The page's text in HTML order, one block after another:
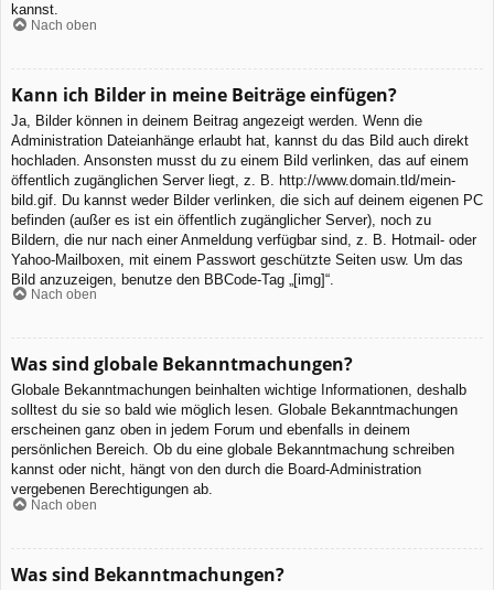
kannst.
Nach oben
Kann ich Bilder in meine Beiträge einfügen?
Ja, Bilder können in deinem Beitrag angezeigt werden. Wenn die
Administration Dateianhänge erlaubt hat, kannst du das Bild auch direkt
hochladen. Ansonsten musst du zu einem Bild verlinken, das auf einem
öffentlich zugänglichen Server liegt, z. B. http://www.domain.tld/mein-
bild.gif. Du kannst weder Bilder verlinken, die sich auf deinem eigenen PC
befinden (außer es ist ein öffentlich zugänglicher Server), noch zu
Bildern, die nur nach einer Anmeldung verfügbar sind, z. B. Hotmail- oder
Yahoo-Mailboxen, mit einem Passwort geschützte Seiten usw. Um das
Bild anzuzeigen, benutze den BBCode-Tag „[img]“.
Nach oben
Was sind globale Bekanntmachungen?
Globale Bekanntmachungen beinhalten wichtige Informationen, deshalb
solltest du sie so bald wie möglich lesen. Globale Bekanntmachungen
erscheinen ganz oben in jedem Forum und ebenfalls in deinem
persönlichen Bereich. Ob du eine globale Bekanntmachung schreiben
kannst oder nicht, hängt von den durch die Board-Administration
vergebenen Berechtigungen ab.
Nach oben
Was sind Bekanntmachungen?